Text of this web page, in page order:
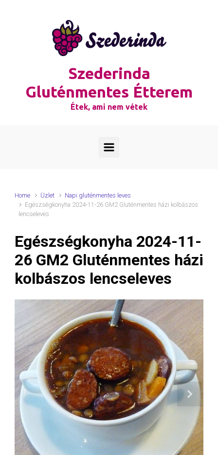
Szederinda
Gluténmentes Étterem
Étek, ami nem vétek
Home Üzlet
Napi gluténmentes leves
Egészségkonyha 2024-11-26 GM2 Gluténmentes házi kolbászos
lencseleves
Egészségkonyha 2024-11-
26 GM2 Gluténmentes házi
kolbászos lencseleves
Next